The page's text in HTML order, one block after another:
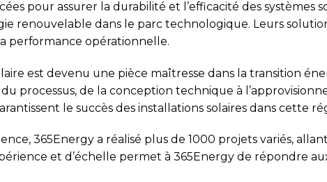
pour assurer la durabilité et l’efficacité des systèmes
renouvelable dans le parc technologique. Leurs
performance opérationnelle.
est devenu une pièce maîtresse dans la transition
processus, de la conception technique à
le succès des installations solaires dans cette
365Energy a réalisé plus de 1000 projets variés,
et d’échelle permet à 365Energy de répondre